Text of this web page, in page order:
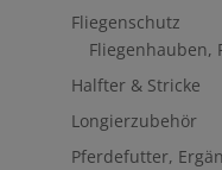
Fliegenschutz
Fliegenhauben,
Halfter & Stricke
Longierzubehör
Pferdefutter,